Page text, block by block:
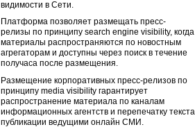
видимости в Сети.
Платформа позволяет размещать пресс-
релизы по принципу search engine visibility, когда
материалы распространяются по новостным
агрегаторам и доступны через поиск в течение
получаса после размещения.
Размещение корпоративных пресс-релизов по
принципу media visibility гарантирует
распространение материала по каналам
информационных агентств и перепечатку текста
публикации ведущими онлайн СМИ.